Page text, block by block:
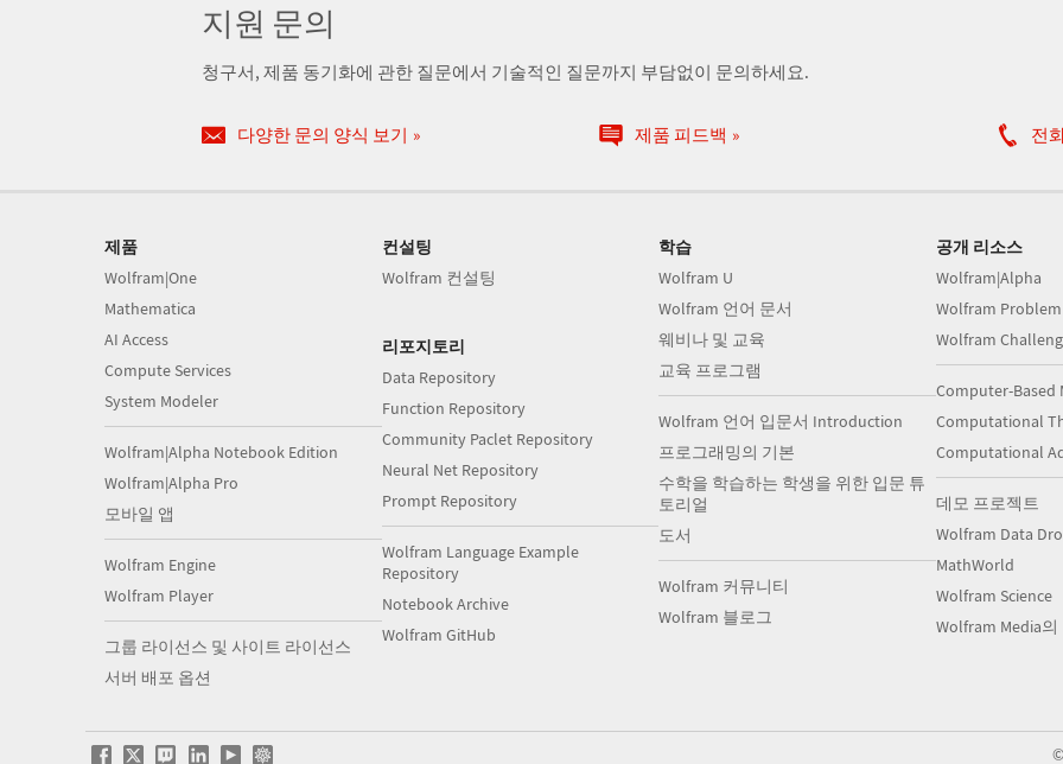
지원 문의
청구서, 제품 동기화에 관한 질문에서 기술적인 질문까지 부담없이 문의하세요.
다양한 문의 양식 보기 제품 피드백 전
제품
Wolfram|One
Mathematica
AI Access
Compute Services
System Modeler
Wolfram|Alpha Notebook Edition
Wolfram|Alpha Pro
모바일 앱
Wolfram Engine
Wolfram Player
그룹 라이선스 및 사이트 라이선스
서버 배포 옵션
컨설팅
Wolfram 컨설팅
리포지토리
Data Repository
Function Repository
Community Paclet Repository
Neural Net Repository
Prompt Repository
Wolfram Language Example
Repository
Notebook Archive
Wolfram GitHub
학습
Wolfram U
Wolfram 언어 문서
웨비나 및 교육
교육 프로그램
Wolfram 언어 입문서 Introduction
프로그래밍의 기본
수학을 학습하는 학생을 위한 입문 튜
토리얼
도서
Wolfram 커뮤니티
Wolfram 블로그
공개 리소스
Wolfram|Alpha
Wolfram
Wolfram
Computer-Based
Computational
Computational
데모 프로젝트
Wolfram Data
MathWorld
Wolfram Science
Wolfram Media